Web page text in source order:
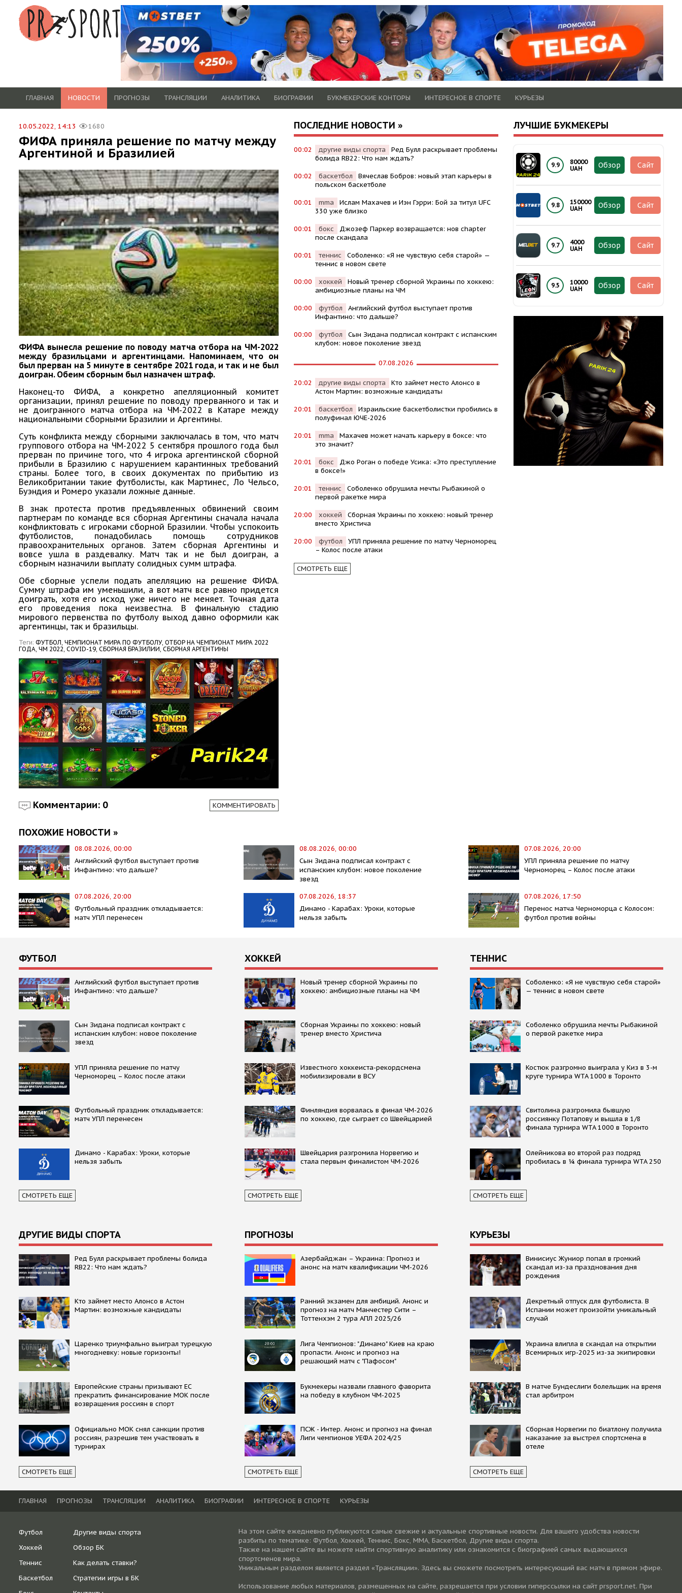
ГЛАВНАЯ НОВОСТИ ПРОГНОЗЫ ТРАНСЛЯЦИИ АНАЛИТИКА БИОГРАФИИ БУКМЕКЕРСКИЕ КОНТОРЫ ИНТЕРЕСНОЕ В СПОРТЕ КУРЬЕЗЫ
10.05.2022, 14:13 1680
ФИФА приняла решение по матчу между
Аргентиной и Бразилией
ФИФА вынесла решение по поводу матча отбора на ЧМ-2022
между бразильцами и аргентинцами. Напоминаем, что он
был прерван на 5 минуте в сентябре 2021 года, и так и не был
доигран. Обеим сборным был назначен штраф.
Наконец-то ФИФА, а конкретно апелляционный комитет
организации, принял решение по поводу прерванного и так и
не доигранного матча отбора на ЧМ-2022 в Катаре между
национальными сборными Бразилии и Аргентины.
Суть конфликта между сборными заключалась в том, что матч
группового отбора на ЧМ-2022 5 сентября прошлого года был
прерван по причине того, что 4 игрока аргентинской сборной
прибыли в Бразилию с нарушением карантинных требований
страны. Более того, в своих документах по прибытию из
Великобритании такие футболисты, как Мартинес, Ло Чельсо,
Буэндия и Ромеро указали ложные данные.
В знак протеста против предъявленных обвинений своим
партнерам по команде вся сборная Аргентины сначала начала
конфликтовать с игроками сборной Бразилии. Чтобы успокоить
футболистов, понадобилась помощь сотрудников
правоохранительных органов. Затем сборная Аргентины и
вовсе ушла в раздевалку. Матч так и не был доигран, а
сборным назначили выплату солидных сумм штрафа.
Обе сборные успели подать апелляцию на решение ФИФА.
Сумму штрафа им уменьшили, а вот матч все равно придется
доиграть, хотя его исход уже ничего не меняет. Точная дата
его проведения пока неизвестна. В финальную стадию
мирового первенства по футболу выход давно оформили как
аргентинцы, так и бразильцы.
Теги: ФУТБОЛ, ЧЕМПИОНАТ МИРА ПО ФУТБОЛУ, ОТБОР НА ЧЕМПИОНАТ МИРА 2022
ГОДА, ЧМ 2022, COVID-19, СБОРНАЯ БРАЗИЛИИ, СБОРНАЯ АРГЕНТИНЫ
Комментарии: 0 КОММЕНТИРОВАТЬ
ПОСЛЕДНИЕ НОВОСТИ »
00:02 другие виды спорта
Ред Булл раскрывает проблемы
болида RB22: Что нам ждать?
00:02 баскетбол
Вячеслав Бобров: новый этап карьеры в
польском баскетболе
00:01 mma
Ислам Махачев и Иэн Гэрри: Бой за титул UFC
330 уже близко
00:01 бокс
Джозеф Паркер возвращается: нов chapter
после скандала
00:01 теннис
Соболенко: «Я не чувствую себя старой» —
теннис в новом свете
00:00 хоккей
Новый тренер сборной Украины по хоккею:
амбициозные планы на ЧМ
00:00 футбол
Английский футбол выступает против
Инфантино: что дальше?
00:00 футбол
Сын Зидана подписал контракт с испанским
клубом: новое поколение звезд
07.08.2026
20:02 другие виды спорта
Кто займет место Алонсо в
Астон Мартин: возможные кандидаты
20:01 баскетбол
Израильские баскетболистки пробились в
полуфинал ЮЧЕ-2026
20:01 mma
Махачев может начать карьеру в боксе: что
это значит?
20:01 бокс
Джо Роган о победе Усика: «Это преступление
в боксе!»
20:01 теннис
Соболенко обрушила мечты Рыбакиной о
первой ракетке мира
20:00 хоккей
Сборная Украины по хоккею: новый тренер
вместо Христича
20:00 футбол
УПЛ приняла решение по матчу Черноморец
– Колос после атаки
СМОТРЕТЬ ЕЩЕ
ЛУЧШИЕ БУКМЕКЕРЫ
9.9
80000
UAH
Обзор Сайт
9.8
150000
UAH
Обзор Сайт
9.7
4000
UAH
Обзор Сайт
9.5
10000
UAH
Обзор Сайт
ПОХОЖИЕ НОВОСТИ »
08.08.2026, 00:00
Английский футбол выступает против
Инфантино: что дальше?
08.08.2026, 00:00
Сын Зидана подписал контракт с
испанским клубом: новое поколение
звезд
07.08.2026, 20:00
УПЛ приняла решение по матчу
Черноморец – Колос после атаки
07.08.2026, 20:00
Футбольный праздник откладывается:
матч УПЛ перенесен
07.08.2026, 18:37
Динамо - Карабах: Уроки, которые
нельзя забыть
07.08.2026, 17:50
Перенос матча Черноморца с Колосом:
футбол против войны
ФУТБОЛ
Английский футбол выступает против
Инфантино: что дальше?
Сын Зидана подписал контракт с
испанским клубом: новое поколение
звезд
УПЛ приняла решение по матчу
Черноморец – Колос после атаки
Футбольный праздник откладывается:
матч УПЛ перенесен
Динамо - Карабах: Уроки, которые
нельзя забыть
СМОТРЕТЬ ЕЩЕ
ХОККЕЙ
Новый тренер сборной Украины по
хоккею: амбициозные планы на ЧМ
Сборная Украины по хоккею: новый
тренер вместо Христича
Известного хоккеиста-рекордсмена
мобилизировали в ВСУ
Финляндия ворвалась в финал ЧМ-2026
по хоккею, где сыграет со Швейцарией
Швейцария разгромила Норвегию и
стала первым финалистом ЧМ-2026
СМОТРЕТЬ ЕЩЕ
ТЕННИС
Соболенко: «Я не чувствую себя старой»
— теннис в новом свете
Соболенко обрушила мечты Рыбакиной
о первой ракетке мира
Костюк разгромно выиграла у Киз в 3-м
круге турнира WTA 1000 в Торонто
Свитолина разгромила бывшую
россиянку Потапову и вышла в 1/8
финала турнира WTA 1000 в Торонто
Олейникова во второй раз подряд
пробилась в ¼ финала турнира WTA 250
СМОТРЕТЬ ЕЩЕ
ДРУГИЕ ВИДЫ СПОРТА
Ред Булл раскрывает проблемы болида
RB22: Что нам ждать?
Кто займет место Алонсо в Астон
Мартин: возможные кандидаты
Царенко триумфально выиграл турецкую
многодневку: новые горизонты!
Европейские страны призывают ЕС
прекратить финансирование МОК после
возвращения россиян в спорт
Официально МОК снял санкции против
россиян, разрешив тем участвовать в
турнирах
СМОТРЕТЬ ЕЩЕ
ПРОГНОЗЫ
Азербайджан – Украина: Прогноз и
анонс на матч квалификации ЧМ-2026
Ранний экзамен для амбиций. Анонс и
прогноз на матч Манчестер Сити –
Тоттенхэм 2 тура АПЛ 2025/26
Лига Чемпионов: "Динамо" Киев на краю
пропасти. Анонс и прогноз на
решающий матч с "Пафосом"
Букмекеры назвали главного фаворита
на победу в клубном ЧМ-2025
ПСЖ - Интер. Анонс и прогноз на финал
Лиги чемпионов УЕФА 2024/25
СМОТРЕТЬ ЕЩЕ
КУРЬЕЗЫ
Винисиус Жуниор попал в громкий
скандал из-за празднования дня
рождения
Декретный отпуск для футболиста. В
Испании может произойти уникальный
случай
Украина влипла в скандал на открытии
Всемирных игр-2025 из-за экипировки
В матче Бундеслиги болельщик на время
стал арбитром
Сборная Норвегии по биатлону получила
наказание за выстрел спортсмена в
отеле
СМОТРЕТЬ ЕЩЕ
ГЛАВНАЯ ПРОГНОЗЫ ТРАНСЛЯЦИИ АНАЛИТИКА БИОГРАФИИ ИНТЕРЕСНОЕ В СПОРТЕ КУРЬЕЗЫ
Футбол
Хоккей
Теннис
Баскетбол
Другие виды спорта
Обзор БК
Как делать ставки?
Стратегии игры в БК
На этом сайте ежедневно публикуются самые свежие и актуальные спортивные новости. Для вашего удобства новости
разбиты по тематике: Футбол, Хоккей, Теннис, Бокс, ММА, Баскетбол, Другие виды спорта.
Также на нашем сайте вы можете найти спортивную аналитику или ознакомится с биографией самых выдающихся
спортсменов мира.
Уникальным разделом является раздел «Трансляции». Здесь вы сможете посмотреть интересующий вас матч в прямом эфире.
Использование любых материалов, размещенных на сайте, разрешается при условии гиперссылки на cайт prsport.net. При